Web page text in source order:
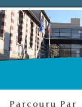
Parcouru Par